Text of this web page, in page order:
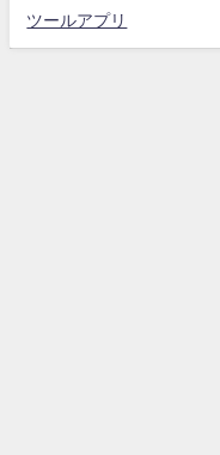
ツールアプリ